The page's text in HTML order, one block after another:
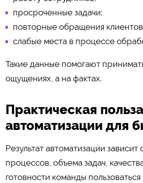
просроченные задачи;
повторные обращения
слабые места в процессе
Такие данные помогают
ощущениях, а на фактах.
Практическая польза
автоматизации для
Результат автоматизации зависит
процессов, объема задач,
готовности команды